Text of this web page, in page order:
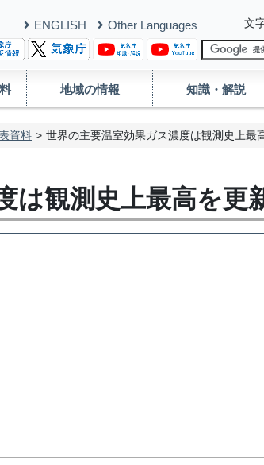
ENGLISH Other Languages 文
地域の情報 知識・解説
資料 世界の主要温室効果ガス濃度は観測史上最
は観測史上最高を更